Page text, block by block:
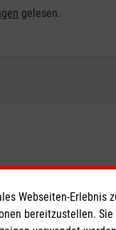
gelesen.
Plauderpartner
Webseiten-
bereitzustellen.